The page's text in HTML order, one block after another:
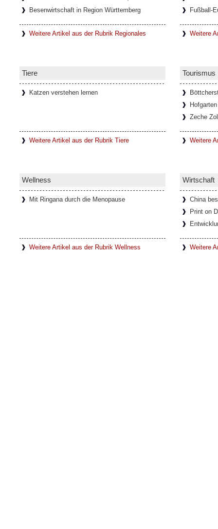
Besenwirtschaft in Region Württemberg
Weitere Artikel aus der Rubrik Regionales
Fußball-
Weitere
Tiere
Katzen verstehen lernen
Weitere Artikel aus der Rubrik Tiere
Tourismus
Zeche
Weitere
Wellness
Mit Ringana durch die Menopause
Weitere Artikel aus der Rubrik Wellness
Wirtschaft
China
Print on
Weitere